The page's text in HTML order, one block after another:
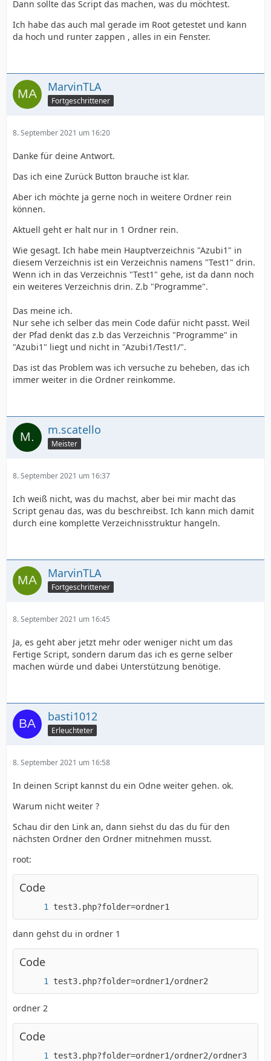
Dann sollte das Script das machen, was du möchtest.
Ich habe das auch mal gerade im Root getestet und kann
da hoch und runter zappen , alles in ein Fenster.
MarvinTLA
Fortgeschrittener
8. September 2021 um 16:20
Danke für deine Antwort.
Das ich eine Zurück Button brauche ist klar.
Aber ich möchte ja gerne noch in weitere Ordner rein
können.
Aktuell geht er halt nur in 1 Ordner rein.
Wie gesagt. Ich habe mein Hauptverzeichnis "Azubi1" in
diesem Verzeichnis ist ein Verzeichnis namens "Test1" drin.
Wenn ich in das Verzeichnis "Test1" gehe, ist da dann noch
ein weiteres Verzeichnis drin. Z.b "Programme".
Das meine ich.
Nur sehe ich selber das mein Code dafür nicht passt. Weil
der Pfad denkt das z.b das Verzeichnis "Programme" in
"Azubi1" liegt und nicht in "Azubi1/Test1/".
Das ist das Problem was ich versuche zu beheben, das ich
immer weiter in die Ordner reinkomme.
m.scatello
Meister
8. September 2021 um 16:37
Ich weiß nicht, was du machst, aber bei mir macht das
Script genau das, was du beschreibst. Ich kann mich damit
durch eine komplette Verzeichnisstruktur hangeln.
MarvinTLA
Fortgeschrittener
8. September 2021 um 16:45
Ja, es geht aber jetzt mehr oder weniger nicht um das
Fertige Script, sondern darum das ich es gerne selber
machen würde und dabei Unterstützung benötige.
basti1012
Erleuchteter
8. September 2021 um 16:58
In deinen Script kannst du ein Odne weiter gehen. ok.
Warum nicht weiter ?
Schau dir den Link an, dann siehst du das du für den
nächsten Ordner den Ordner mitnehmen musst.
root:
Code
test3.php?folder=ordner1
dann gehst du in ordner 1
Code
test3.php?folder=ordner1/ordner2
ordner 2
Code
test3.php?folder=ordner1/ordner2/ordner3